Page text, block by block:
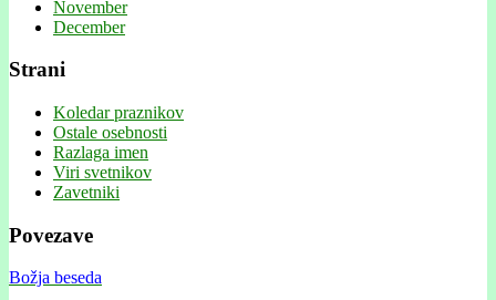
November
December
Strani
Koledar praznikov
Ostale osebnosti
Razlaga imen
Viri svetnikov
Zavetniki
Povezave
Božja beseda